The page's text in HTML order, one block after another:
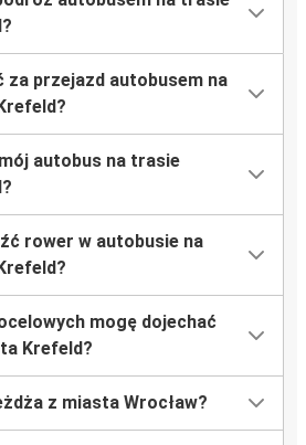
za przejazd autobusem na
autobus na trasie
rower w autobusie na
mogę dojechać
Krefeld?
z miasta Wrocław?